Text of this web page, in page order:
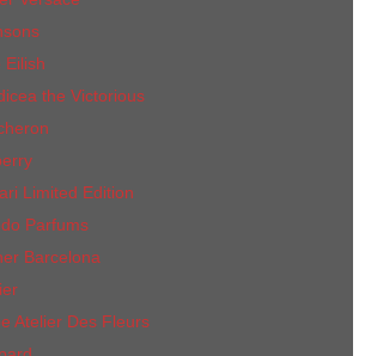
the Victorious
Limited Edition
Parfums
Barcelona
Atelier Des Fleurs